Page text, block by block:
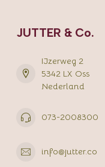
JUTTER & Co.
IJzerweg 2
5342 LX Oss
Nederland
073-2008300
info@jutter.co